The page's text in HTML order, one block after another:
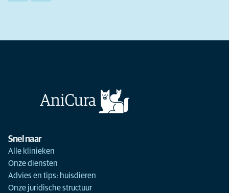
Snel naar
Alle klinieken
Onze diensten
Advies en tips: huisdieren
Onze juridische structuur